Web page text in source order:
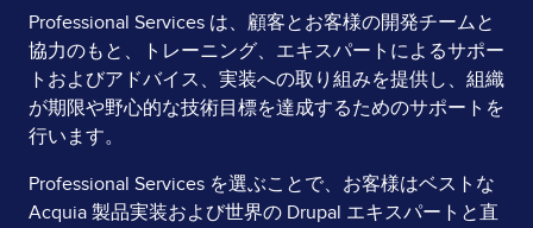
Professional Services は、顧客とお客様の開発チームと
協力のもと、トレーニング、エキスパートによるサポー
トおよびアドバイス、実装への取り組みを提供し、組織
が期限や野心的な技術目標を達成するためのサポートを
行います。
Professional Services を選ぶことで、お客様はベストな
Acquia 製品実装および世界の Drupal エキスパートと直